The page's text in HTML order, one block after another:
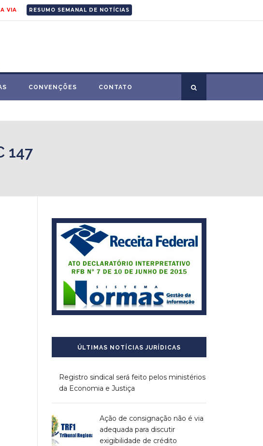
VIA RESUMO SEMANAL DE NOTÍCIAS
CONVENÇÕES CONTATO
147
ÚLTIMAS NOTÍCIAS JURÍDICAS
Registro sindical será feito pelos ministérios
da Economia e Justiça
Ação de consignação não é via
adequada para discutir
exigibilidade de crédito